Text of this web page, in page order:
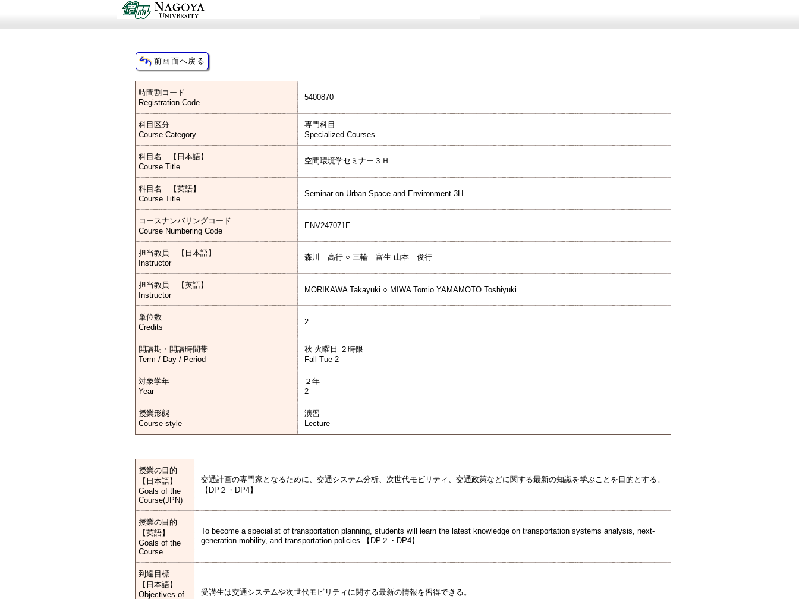
時間割コード
Registration Code
5400870
科目区分
Course Category
専門科目
Specialized Courses
科目名 【日本語】
Course Title
空間環境学セミナー３Ｈ
科目名 【英語】
Course Title
Seminar on Urban Space and Environment 3H
コースナンバリングコード
Course Numbering Code
ENV247071E
担当教員 【日本語】
Instructor
森川 高行 ○ 三輪 富生 山本 俊行
担当教員 【英語】
Instructor
MORIKAWA Takayuki ○ MIWA Tomio YAMAMOTO Toshiyuki
単位数
Credits
2
開講期・開講時間帯
Term / Day / Period
秋 火曜日 ２時限
Fall Tue 2
対象学年
Year
２年
2
授業形態
Course style
演習
Lecture
授業の目的
【日本語】
Goals of the
Course(JPN)
交通計画の専門家となるために、交通システム分析、次世代モビリティ、交通政策などに関する最新の知識を学ぶことを目的とする。
【DP２・DP4】
授業の目的
【英語】
Goals of the
Course
To become a specialist of transportation planning, students will learn the latest knowledge on transportation systems analysis, next-
generation mobility, and transportation policies.【DP２・DP4】
到達目標
【日本語】
Objectives of
受講生は交通システムや次世代モビリティに関する最新の情報を習得できる。